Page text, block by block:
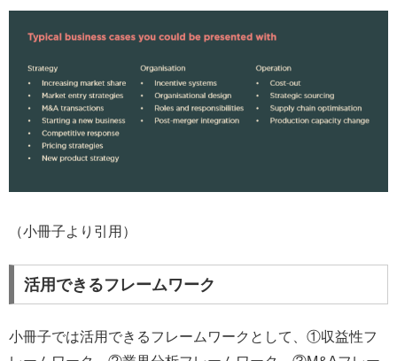
（小冊子より引用）
活用できるフレームワーク
小冊子では活用できるフレームワークとして、①収益性フ